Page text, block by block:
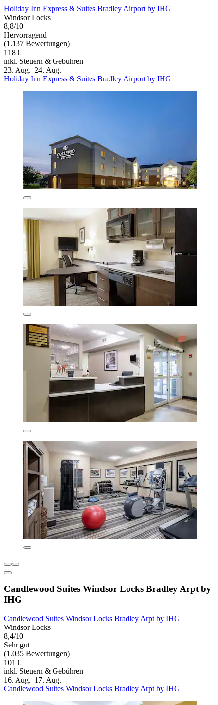
Holiday Inn Express & Suites Bradley Airport by IHG
Windsor Locks
8,8/10
Hervorragend
(1.137 Bewertungen)
118 €
inkl. Steuern & Gebühren
23. Aug.–24. Aug.
Holiday Inn Express & Suites Bradley Airport by IHG
Candlewood Suites Windsor Locks Bradley Arpt by
IHG
Candlewood Suites Windsor Locks Bradley Arpt by IHG
Windsor Locks
8,4/10
Sehr gut
(1.035 Bewertungen)
101 €
inkl. Steuern & Gebühren
16. Aug.–17. Aug.
Candlewood Suites Windsor Locks Bradley Arpt by IHG